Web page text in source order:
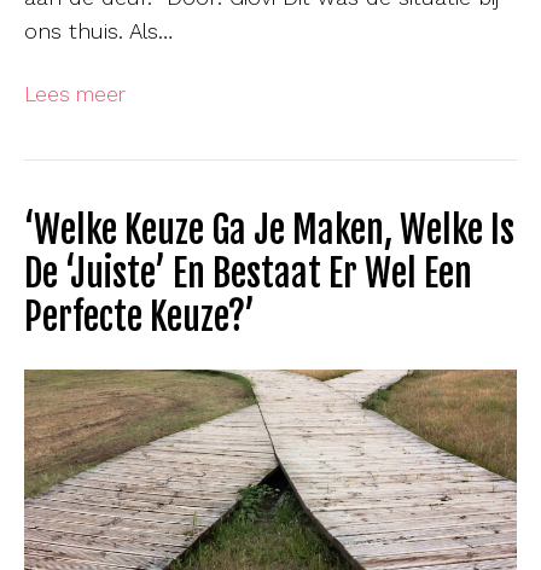
ons thuis. Als…
Lees meer
‘Welke Keuze Ga Je Maken, Welke Is
De ‘juiste’ En Bestaat Er Wel Een
Perfecte Keuze?’